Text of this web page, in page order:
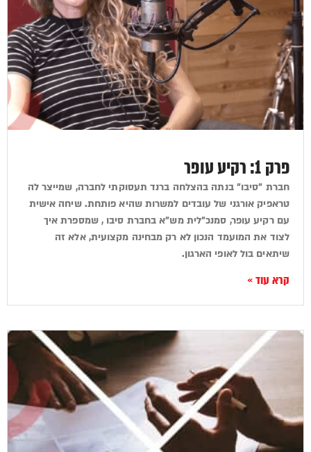
פרק 1: רקיע עופר
חברת "סיבו" בנתה בהצלחה ברנד תעסוקתי לחברה, שמייצר לה
טראפיק אורגני של עובדים למשרות שהיא פותחת. שיחה אישית
עם רקיע עופר, סמנכ"לית מש"א בחברת סיבו , שמספרת איך
לצוד את המועמד הנכון לא רק מבחינה מקצועית, אלא זה
שיתאים בול לאופי הארגון.
קרא עוד »